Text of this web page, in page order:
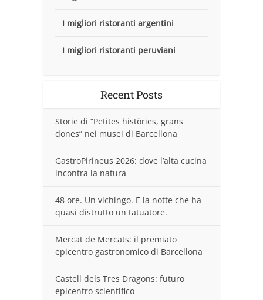
I migliori ristoranti argentini
I migliori ristoranti peruviani
Recent Posts
Storie di “Petites històries, grans
dones” nei musei di Barcellona
GastroPirineus 2026: dove l’alta cucina
incontra la natura
48 ore. Un vichingo. E la notte che ha
quasi distrutto un tatuatore.
Mercat de Mercats: il premiato
epicentro gastronomico di Barcellona
Castell dels Tres Dragons: futuro
epicentro scientifico